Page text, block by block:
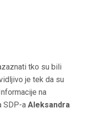
tko su bili
je tek da su
na
SDP-a Aleksandra